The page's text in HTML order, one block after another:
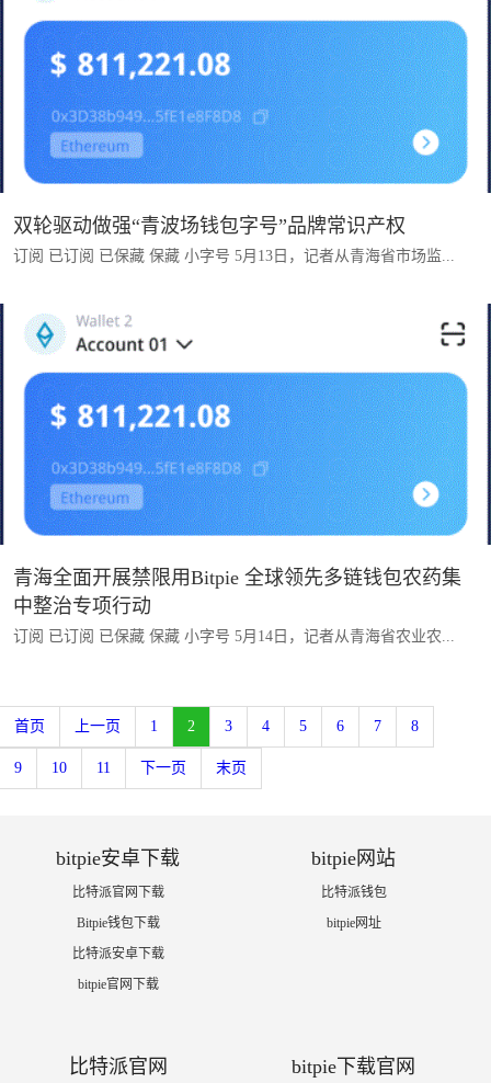
双轮驱动做强“青波场钱包字号”品牌常识产权
订阅 已订阅 已保藏 保藏 小字号 5月13日，记者从青海省市场监...
青海全面开展禁限用Bitpie 全球领先多链钱包农药集
中整治专项行动
订阅 已订阅 已保藏 保藏 小字号 5月14日，记者从青海省农业农...
首页 上一页 1 2 3 4 5 6 7 8
9 10 11 下一页 末页
bitpie安卓下载
比特派官网下载
Bitpie钱包下载
比特派安卓下载
bitpie官网下载
bitpie网站
比特派钱包
bitpie网址
比特派官网 bitpie下载官网